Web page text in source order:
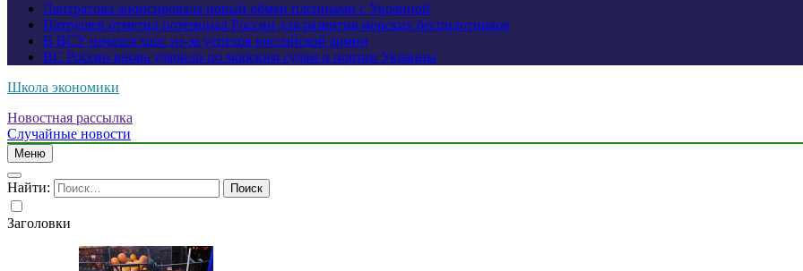
Лантратова анонсировала новый обмен пленными с Украиной
Патрушев отметил потенциал России для развития морских беспилотников
В ВСУ начался хаос из-за успехов российской армии
ВС России вновь ударили по морским судам и портам Украины
Школа экономики
Новостная рассылка
Случайные новости
Меню
Найти:
Заголовки